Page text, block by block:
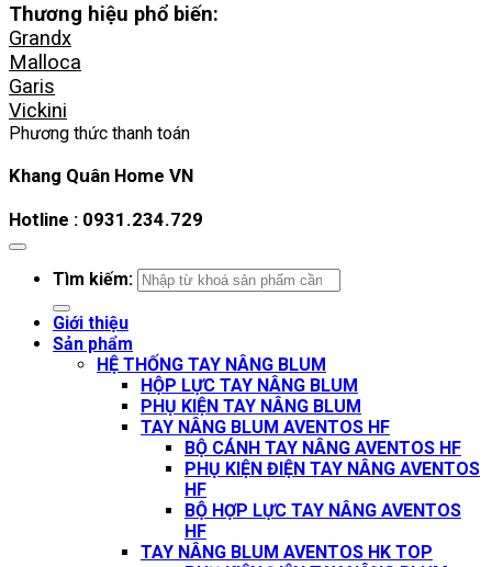
Thương hiệu phổ biến:
Grandx
Malloca
Garis
Vickini
Phương thức thanh toán
Khang Quân Home VN
Hotline : 0931.234.729
Tìm kiếm:
Giới thiệu
Sản phẩm
HỆ THỐNG TAY NÂNG BLUM
HỘP LỰC TAY NÂNG BLUM
PHỤ KIỆN TAY NÂNG BLUM
TAY NÂNG BLUM AVENTOS HF
BỘ CÁNH TAY NÂNG AVENTOS HF
PHỤ KIỆN ĐIỆN TAY NÂNG AVENTOS
HF
BỘ HỢP LỰC TAY NÂNG AVENTOS
HF
TAY NÂNG BLUM AVENTOS HK TOP